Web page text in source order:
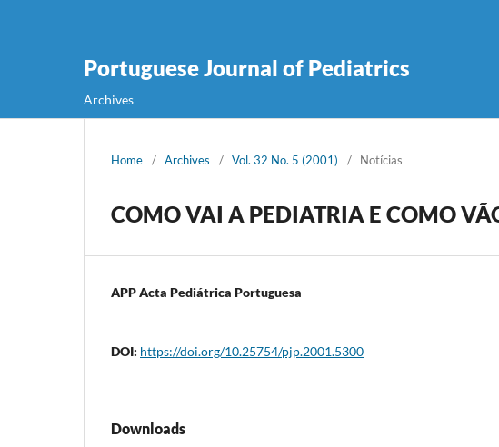
Portuguese Journal of Pediatrics
Archives
Home / Archives / Vol. 32 No. 5 (2001) / Notícias
COMO VAI A PEDIATRIA E COMO
APP Acta Pediátrica Portuguesa
DOI: https://doi.org/10.25754/pjp.2001.5300
Downloads